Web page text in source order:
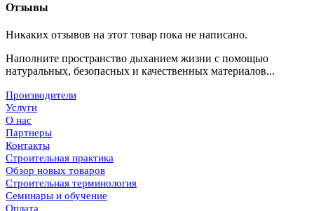
Отзывы
Никаких отзывов на этот товар пока не написано.
Наполните пространство дыханием жизни с помощью
натуральных, безопасных и качественных материалов...
Производители
Услуги
О нас
Партнеры
Контакты
Строительная практика
Обзор новых товаров
Строительная терминология
Семинары и обучение
Оплата